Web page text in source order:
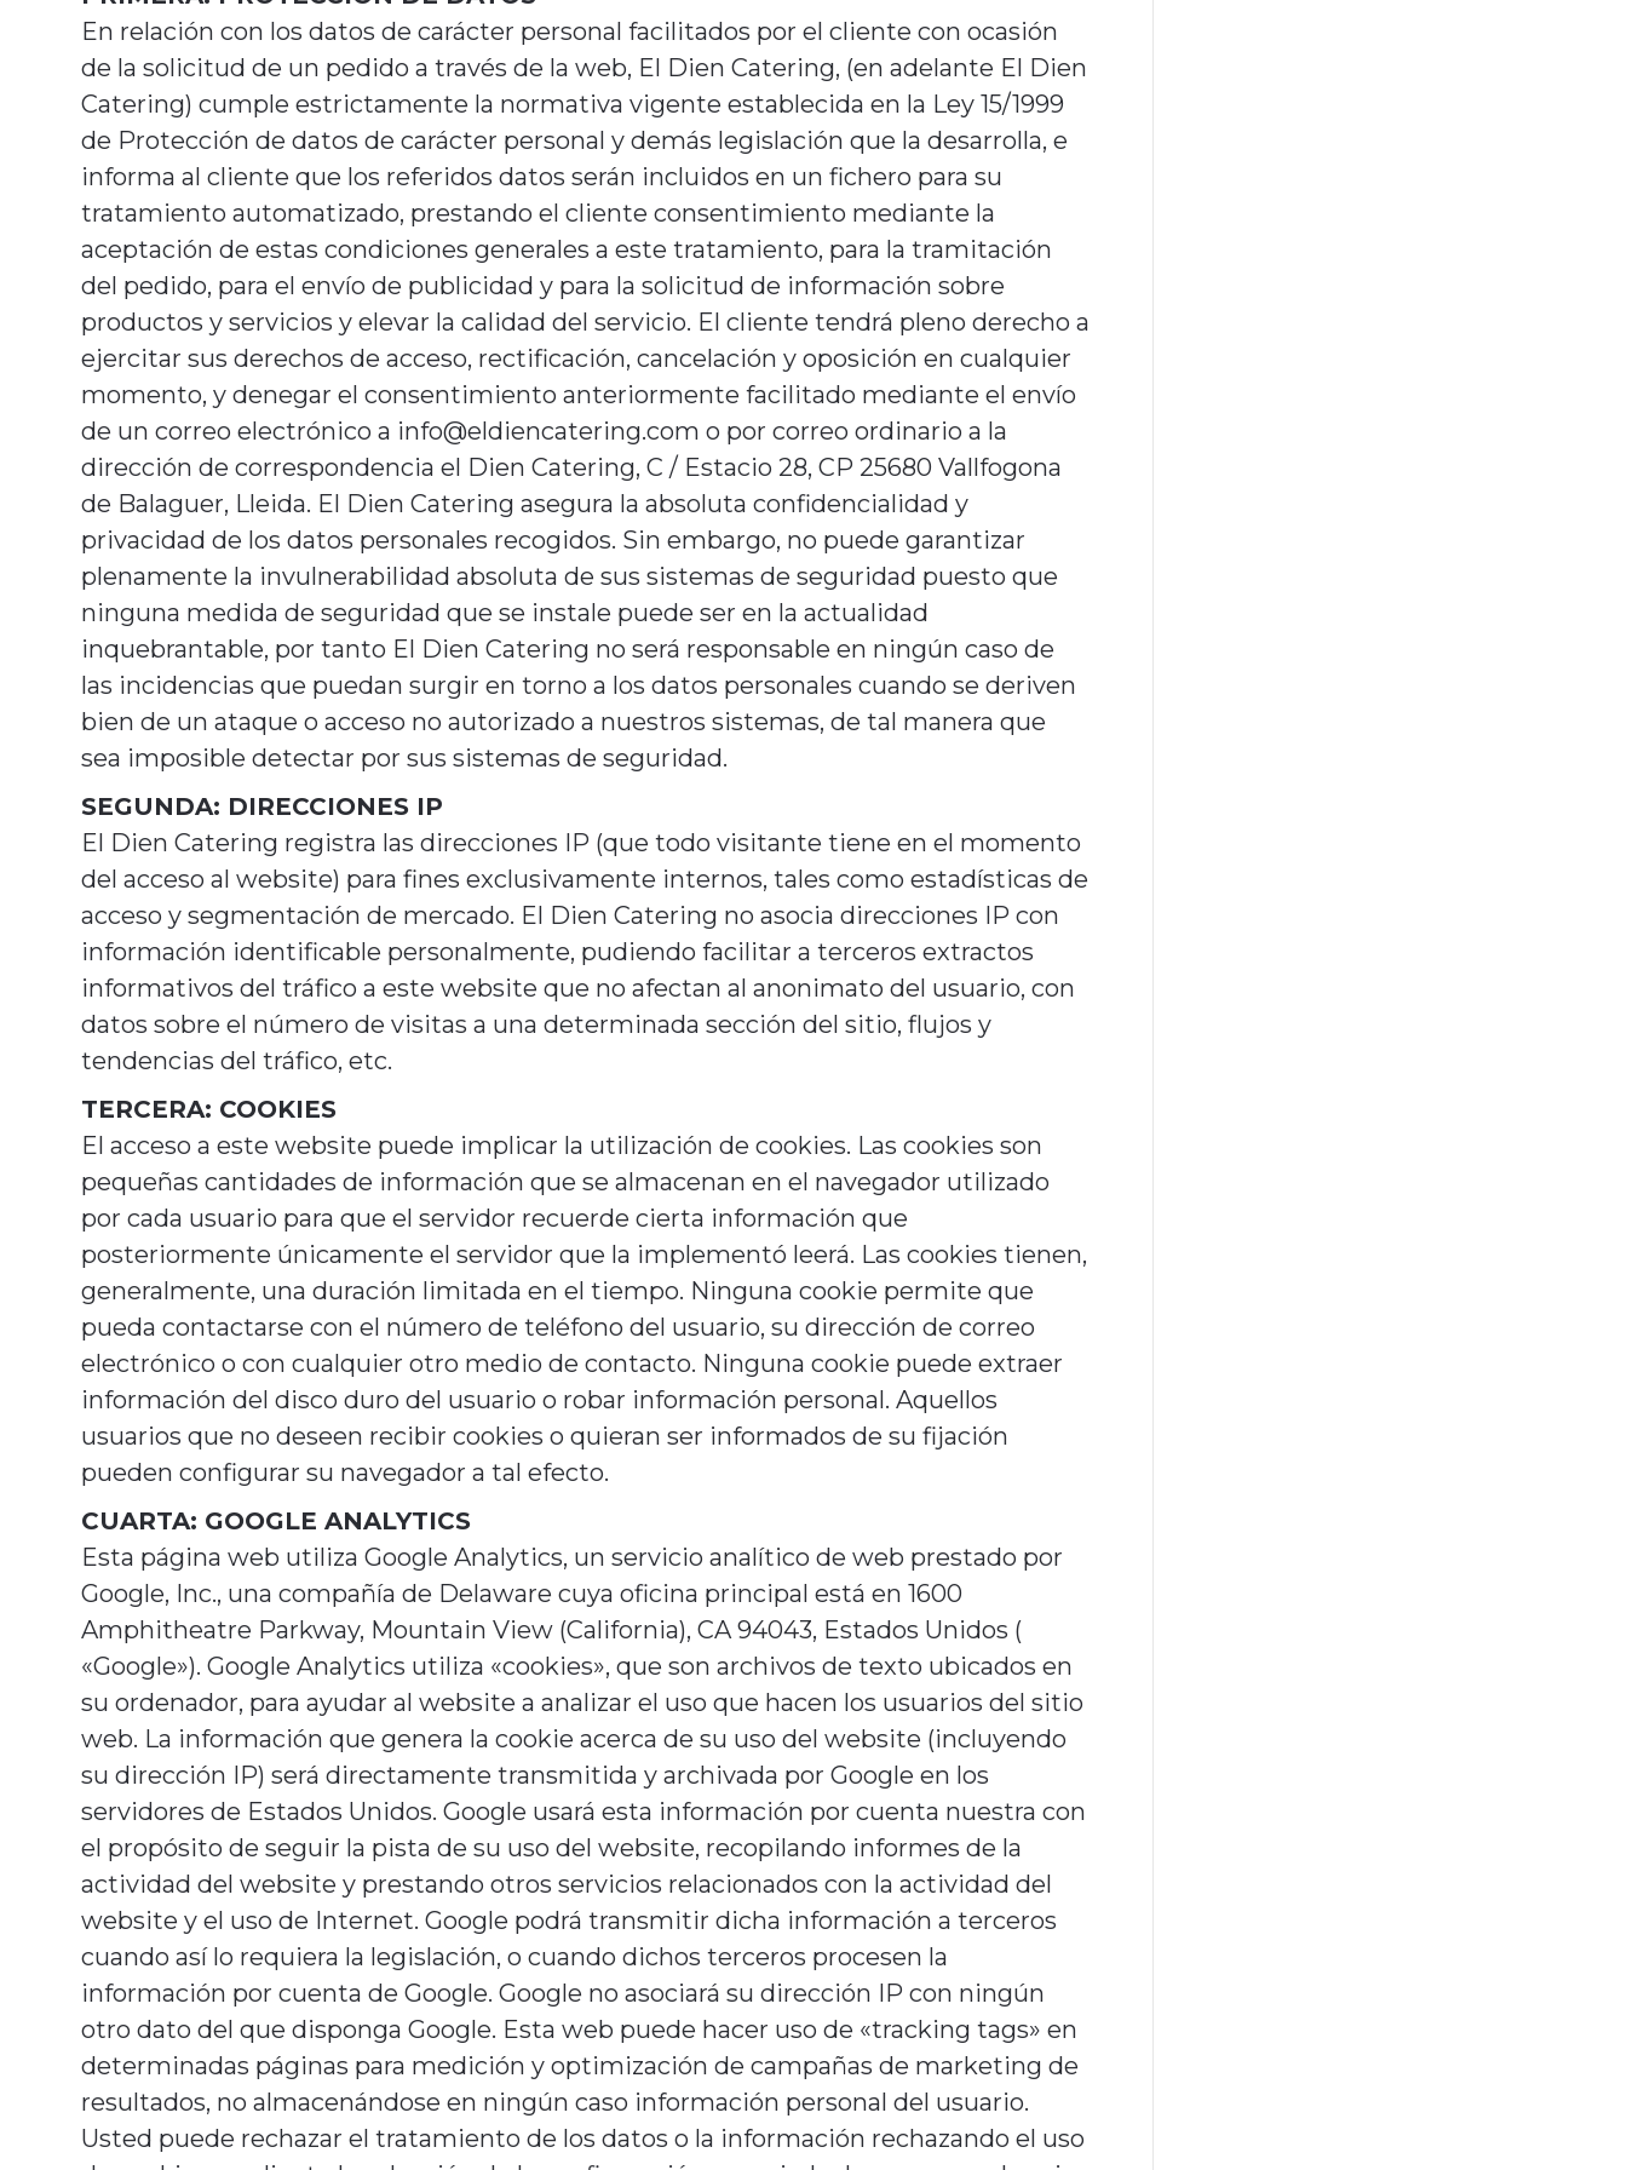
En relación con los datos de carácter personal facilitados por el cliente con ocasión
de la solicitud de un pedido a través de la web, El Dien Catering, (en adelante El Dien
Catering) cumple estrictamente la normativa vigente establecida en la Ley 15/1999
de Protección de datos de carácter personal y demás legislación que la desarrolla, e
informa al cliente que los referidos datos serán incluidos en un fichero para su
tratamiento automatizado, prestando el cliente consentimiento mediante la
aceptación de estas condiciones generales a estetratamiento, para la tramitación
del pedido, para el envío de publicidad y para la solicitud de información sobre
productos y servicios y elevar la calidad del servicio. El cliente tendrá pleno derecho a
ejercitar sus derechos de acceso, rectificación, cancelación y oposición en cualquier
momento, y denegar el consentimiento anteriormente facilitado mediante el envío
de un correo electrónico a info@eldiencatering.com o por correo ordinarioa la
dirección de correspondencia el Dien Catering, C / Estacio 28, CP 25680 Vallfogona
de Balaguer, Lleida. El Dien Catering asegura la absoluta confidencialidad y
privacidad de los datos personales recogidos. Sin embargo, no puede garantizar
plenamente la invulnerabilidad absoluta de sus sistemas de seguridad puesto que
ninguna medida de seguridad que se instale puede ser en la actualidad
inquebrantable, por tanto El Dien Catering no será responsable en ningún caso de
las incidenciasque puedan surgir en torno a los datos personales cuando se deriven
bien de un ataque o acceso no autorizado a nuestros sistemas, de tal manera que
sea imposible detectar por sus sistemas de seguridad.
SEGUNDA: DIRECCIONES IP
El Dien Catering registra las direcciones IP (que todo visitante tiene en el momento
del acceso al website) para fines exclusivamente internos, tales como estadísticas de
acceso y segmentación de mercado. El Dien Catering no asocia direcciones IP con
información identificable personalmente, pudiendo facilitar a terceros extractos
informativos del tráfico a este website que no afectan al anonimato del usuario, con
datos sobre el número de visitas a una determinada sección del sitio, flujosy
tendencias del tráfico, etc.
TERCERA: COOKIES
El acceso a este website puede implicar la utilización de cookies. Las cookies son
pequeñas cantidades de información que se almacenan en el navegador utilizado
por cada usuario para que el servidor recuerde cierta información que
posteriormente únicamente el servidor que la implementó leerá. Las cookies tienen,
generalmente, una duración limitada en el tiempo. Ninguna cookie permite que
pueda contactarse con el número de teléfono del usuario, su dirección de correo
electrónico o con cualquier otro medio de contacto. Ninguna cookie puede extraer
información del disco duro del usuario o robar información personal.Aquellos
usuarios que no deseen recibir cookies o quieran ser informados de su fijación
pueden configurar su navegador a tal efecto.
CUARTA: GOOGLE ANALYTICS
Esta página web utiliza Google Analytics, un servicio analítico de web prestado por
Google, Inc., una compañía de Delaware cuya oficina principal está en 1600
Amphitheatre Parkway, Mountain View (California), CA 94043, Estados Unidos (
«Google»).Google Analytics utiliza «cookies», que son archivos de texto ubicados en
su ordenador, para ayudar al website a analizar el uso que hacen los usuarios del sitio
web. La información que genera la cookie acerca de su uso del website (incluyendo
su dirección IP) será directamente transmitida y archivada por Google en los
servidores de Estados Unidos.Google usará esta información por cuenta nuestra con
el propósito de seguir la pista de su uso del website, recopilando informes de la
actividad del website y prestando otros servicios relacionados con la actividad del
website y el uso de Internet.Google podrá transmitir dicha información a terceros
cuando así lo requiera la legislación, o cuando dichos terceros procesen la
información por cuenta de Google.Google no asociará su dirección IP con ningún
otro dato del que disponga Google. Esta web puede hacer uso de «tracking tags» en
determinadas páginas para medición y optimización de campañas de marketing de
resultados, no almacenándose en ningún caso información personal del usuario.
Usted puede rechazar el tratamiento de los datos o la información rechazando el uso